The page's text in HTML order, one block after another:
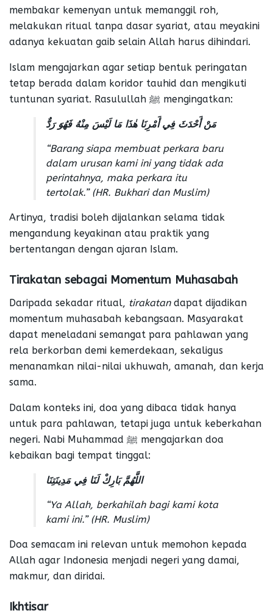
membakar kemenyan untuk memanggil roh,
melakukan ritual tanpa dasar syariat, atau meyakini
adanya kekuatan gaib selain Allah harus dihindari.
Islam mengajarkan agar setiap bentuk peringatan
tetap berada dalam koridor tauhid dan mengikuti
tuntunan syariat. Rasulullah ﷺ mengingatkan:
مَنْ أَحْدَثَ فِي أَمْرِنَا هٰذَا مَا لَيْسَ مِنْهُ فَهُوَ رَدٌّ
“Barang siapa membuat perkara baru
dalam urusan kami ini yang tidak ada
perintahnya, maka perkara itu
tertolak.”(HR. Bukhari dan Muslim)
Artinya, tradisi boleh dijalankan selama tidak
mengandung keyakinan atau praktik yang
bertentangan dengan ajaran Islam.
Tirakatan sebagai Momentum Muhasabah
Daripada sekadar ritual, tirakatandapat dijadikan
momentum muhasabah kebangsaan. Masyarakat
dapat meneladani semangat para pahlawan yang
rela berkorban demi kemerdekaan, sekaligus
menanamkan nilai-nilai ukhuwah, amanah, dan kerja
sama.
Dalam konteks ini, doa yang dibaca tidak hanya
untuk para pahlawan, tetapi juga untuk keberkahan
negeri. Nabi Muhammad ﷺ mengajarkan doa
kebaikan bagi tempat tinggal:
اللَّهُمَّ بَارِكْ لَنَا فِي مَدِينَتِنَا
“Ya Allah, berkahilah bagi kami kota
kami ini.”(HR. Muslim)
Doa semacam ini relevan untuk memohon kepada
Allah agar Indonesia menjadi negeri yang damai,
makmur, dan diridai.
Ikhtisar